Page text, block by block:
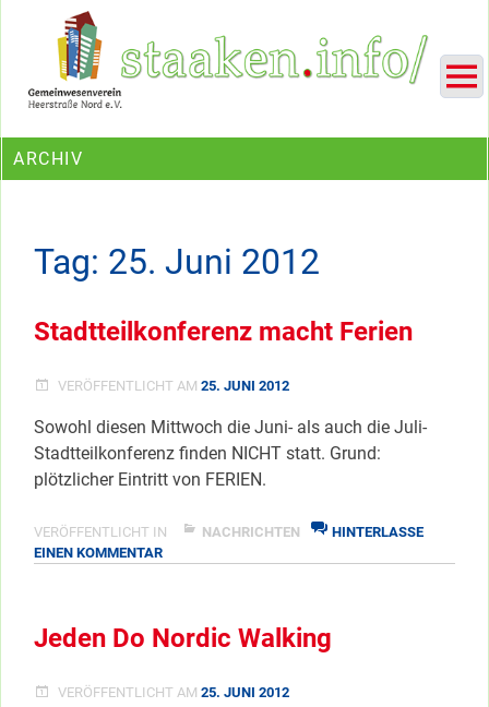
Ein Projekt des Gemeinwesenvereins Heerstraße Nord
ARCHIV
Tag: 25. Juni 2012
Stadtteilkonferenz macht Ferien
VERÖFFENTLICHT AM 25. JUNI 2012
Sowohl diesen Mittwoch die Juni- als auch die Juli-
Stadtteilkonferenz finden NICHT statt. Grund:
plötzlicher Eintritt von FERIEN.
VERÖFFENTLICHT IN NACHRICHTEN
HINTERLASSE
EINEN KOMMENTARZU
Jeden Do Nordic Walking
VERÖFFENTLICHT AM 25. JUNI 2012